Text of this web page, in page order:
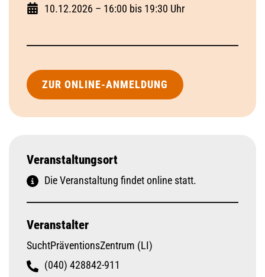
10.12.2026 – 16:00 bis 19:30 Uhr
ZUR ONLINE-ANMELDUNG
Veranstaltungsort
Die Veranstaltung findet online statt.
Veranstalter
SuchtPräventionsZentrum (LI)
(040) 428842-911